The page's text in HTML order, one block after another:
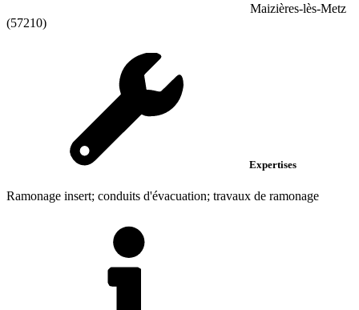
Maizières-lès-Metz
(57210)
Expertises
Ramonage insert; conduits d'évacuation; travaux de ramonage